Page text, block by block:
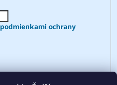
podmienkami ochrany